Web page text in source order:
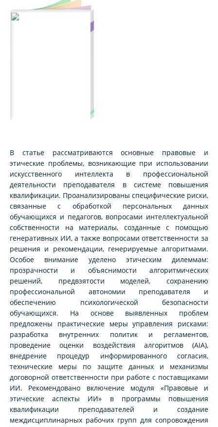
В статье рассматриваются основные правовые и
этические проблемы, возникающие при использовании
искусственного интеллекта в профессиональной
деятельности преподавателя в системе повышения
квалификации. Проанализированы специфические риски,
связанные с обработкой персональных данных
обучающихся и педагогов, вопросами интеллектуальной
собственности на материалы, созданные с помощью
генеративных ИИ, а также вопросами ответственности за
решения и рекомендации, генерируемые алгоритмами.
Особое внимание уделено этическим дилеммам:
прозрачности и объяснимости алгоритмических
решений, предвзятости моделей, сохранению
профессиональной автономии преподавателя и
обеспечению психологической безопасности
обучающихся. На основе выявленных проблем
предложены практические меры управления рисками:
разработка внутренних политик и регламентов,
проведение оценки воздействия алгоритмов (AIA),
внедрение процедур информированного согласия,
технические меры по защите данных и механизмы
договорной ответственности при работе с поставщиками
ИИ. Рекомендовано включение модуля «Правовые и
этические аспекты ИИ» в программы повышения
квалификации преподавателей и создание
междисциплинарных рабочих групп для сопровождения